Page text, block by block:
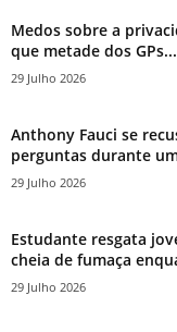
Medos sobre a
que metade dos GPs...
29 Julho 2026
Anthony Fauci se
perguntas durante
29 Julho 2026
Estudante resgata
cheia de fumaça
29 Julho 2026